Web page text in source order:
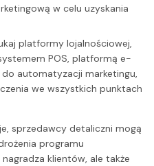
w celu uzyskania
platformy lojalnościowej,
POS, platformą e-
automatyzacji marketingu,
we wszystkich punktach
sprzedawcy detaliczni mogą
programu
klientów, ale także